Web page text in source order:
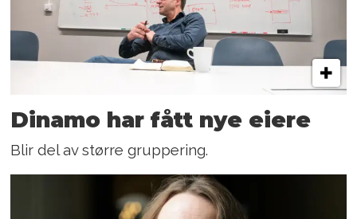
Dinamo har fått nye eiere
Blir del av større gruppering.